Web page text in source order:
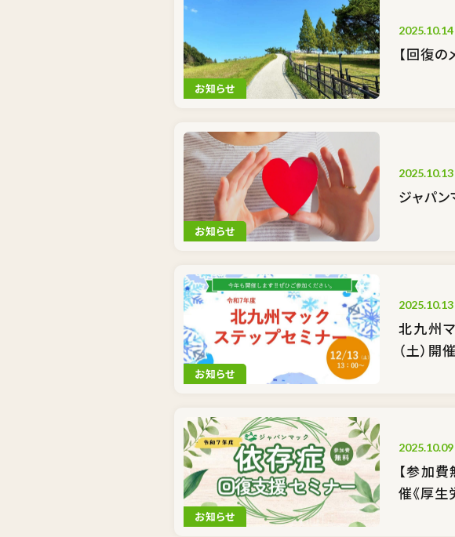
お知らせ
2025.10.14
【回復
お知らせ
2025.10.13
ジャパン
お知らせ
2025.10.13
北九州
（土）開催
お知らせ
2025.10.09
【参加
催《厚